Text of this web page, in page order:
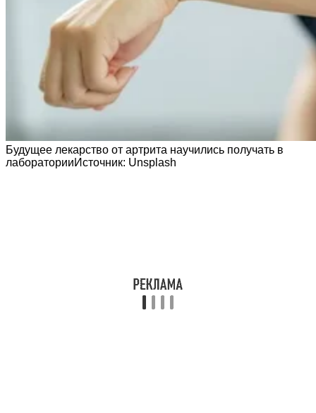
Будущее лекарство от артрита научились получать в
лабораторииИсточник: Unsplash